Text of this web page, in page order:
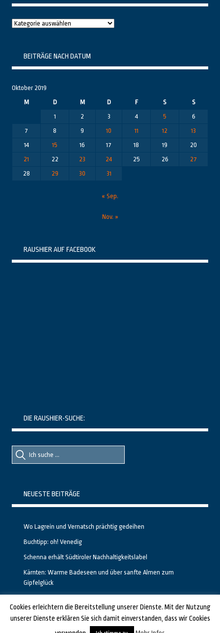
Raushier
BEITRÄGE NACH DATUM
Oktober 2019
M
D M D F S
S
1
2 3 4 5
6
7
8 9 10 11 12
13
14
15 16 17 18 19
20
21
22 23 24 25 26
27
28
29 30 31
« Sep.
Nov. »
RAUSHIER AUF FACEBOOK
DIE RAUSHIER-SUCHE:
Suche
nach::
Suche
nach:
NEUESTE BEITRÄGE
Wo Lagrein und Vernatsch prächtig gedeihen
Buchtipp: oh! Venedig
Schenna erhält Südtiroler Nachhaltigkeitslabel
Kärnten: Warme Badeseen und über sanfte Almen zum
Gipfelglück
GESTALTET UND PROGRAMMIERT VON ALBERTO & FRANZ BEI LUCID.BERLIN
Cookies erleichtern die Bereitstellung unserer Dienste. Mit der Nutzung
unserer Dienste erklären Sie sich damit einverstanden, dass wir Cookies